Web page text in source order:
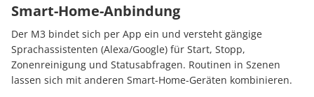
Smart-Home-Anbindung
Der M3 bindet sich per App ein und versteht gängige
Sprachassistenten (Alexa/Google) für Start, Stopp,
Zonenreinigung und Statusabfragen. Routinen in Szenen
lassen sich mit anderen Smart-Home-Geräten kombinieren.